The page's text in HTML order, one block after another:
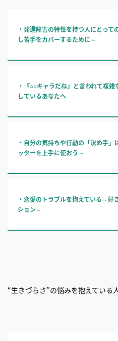
・発達障害の特性を持つ人にとって
し苦手をカバーするために～
・『○○キャラだね』と言われて複雑
しているあなたへ
・自分の気持ちや行動の「決め手」
ッターを上手に使おう～
・恋愛のトラブルを抱えている～好
ション～
“生きづらさ”の悩みを抱えている